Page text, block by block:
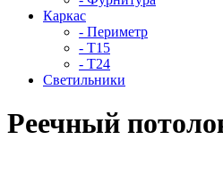
Каркас
- Периметр
- Т15
- Т24
Светильники
Реечный